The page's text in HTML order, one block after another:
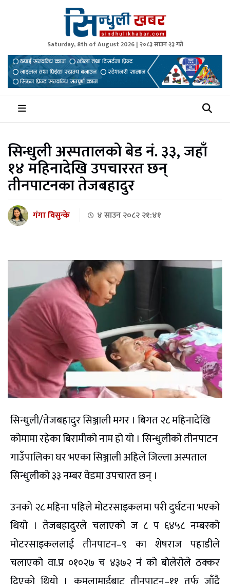
Sindhuli Khabar
News from Sindhuli Nepal
Saturday, 8th of August 2026 | २०८३ साउन २३ गते
सिन्धुली अस्पतालको बेड नं. ३३, जहाँ
१४ महिनादेखि उपचाररत छन्
तीनपाटनका तेजबहादुर
गंगा विसु‌न्के ४ साउन २०८२ २१:४१
सिन्धुली/तेजबहादुर सिञ्जाली मगर । बिगत २८ महिनादेखि
कोमामा रहेका बिरामीको नाम हो यो । सिन्धुलीको तीनपाटन
गाउँपालिका घर भएका सिञ्जाली अहिले जिल्ला अस्पताल
सिन्धुलीको ३३ नम्बर वेडमा उपचारत छन् ।
उनको २८ महिना पहिले मोटरसाइकलमा परी दुर्घटना भएको
थियो । तेजबहादुरले चलाएको ज ८ प ६४५८ नम्बरको
मोटरसाइकललाई तीनपाटन–९ का शेषराज पहाडीले
चलाएको वा.प्र ०१०२७ च ४३७२ नं को बोलेरोले ठक्कर